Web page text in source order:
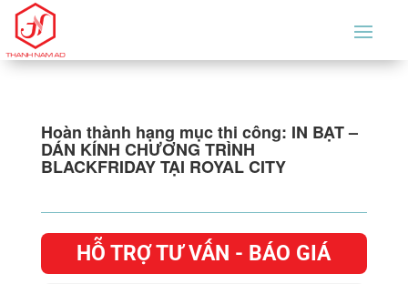
Hoàn thành hạng mục thi công: IN BẠT –
DÁN KÍNH CHƯƠNG TRÌNH
BLACKFRIDAY TẠI ROYAL CITY
HỖ TRỢ TƯ VẤN - BÁO GIÁ